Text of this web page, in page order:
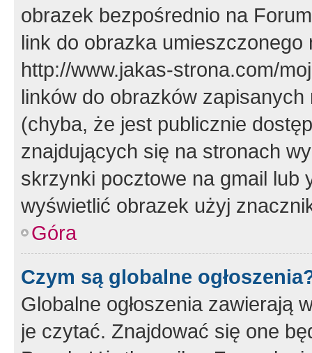
obrazek bezpośrednio na
link do obrazka
http://www.jakas-strona.com/
linków do obrazków
(chyba, że jest publicznie
znajdujących się na stronach
skrzynki pocztowe na gmail lub
wyświetlić obrazek użyj
Góra
Czym są globalne
Globalne ogłoszenia zawierają
je czytać. Znajdować się one